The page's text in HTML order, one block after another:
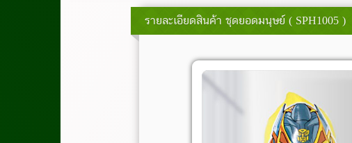
รายละเอียดสินค้า ชุดยอดมนุษย์ ( SPH1005 )